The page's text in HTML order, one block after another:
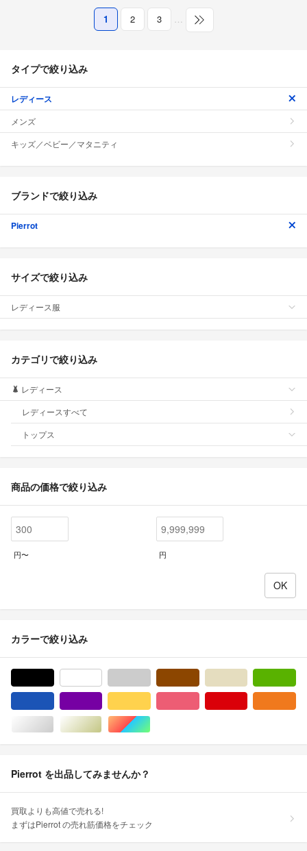
1 2 3 …
タイプで絞り込み
レディース
メンズ
キッズ／ベビー／マタニティ
ブランドで絞り込み
Pierrot
サイズで絞り込み
レディース服
カテゴリで絞り込み
レディース
レディースすべて
トップス
商品の価格で絞り込み
円〜 円
カラーで絞り込み
シルバー/銀色系ゴールド/金色系マルチカラー
Pierrot を出品してみませんか？
買取よりも高値で売れる!
まずはPierrot の売れ筋価格をチェック